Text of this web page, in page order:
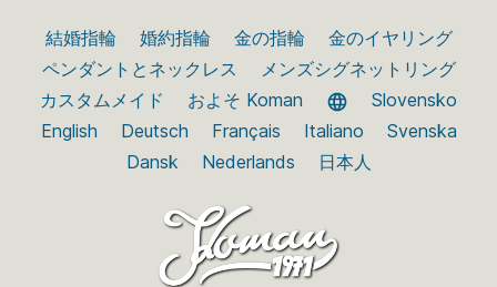
結婚指輪 婚約指輪 金の指輪
金のイヤリング
ペンダントとネックレス
メンズシグネットリング
カスタムメイド
およそ Koman
Slovensko
English
Deutsch Français Italiano
Svenska
Dansk
Nederlands 日本人